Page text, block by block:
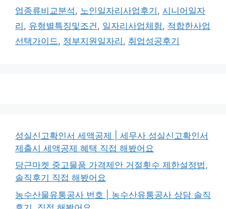
그
업종류비교분석 , 노인일자리사업후기 , 시니어일자
리 , 유형별특징및조건 , 일자리사업체험 , 적합한사업
선택가이드 , 정부지원일자리 , 취업성공후기
성실신고확인서 세액공제 | 세무사 성실신고확인서
제출시 세액공제 혜택 직접 해봤어요
당근마켓 중고물품 가격제안 거절횟수 제한설정법,
솔직후기 직접 해봤어요
농수산물유통공사 번호 | 농수산유통공사 상담 솔직